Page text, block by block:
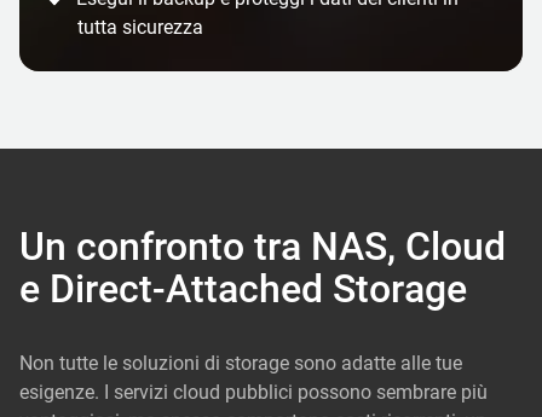
tutta sicurezza
Un confronto tra NAS, Cloud
e Direct-Attached Storage
Non tutte le soluzioni di storage sono adatte alle tue
esigenze. I servizi cloud pubblici possono sembrare più